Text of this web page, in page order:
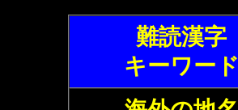
難読漢字
キーワード